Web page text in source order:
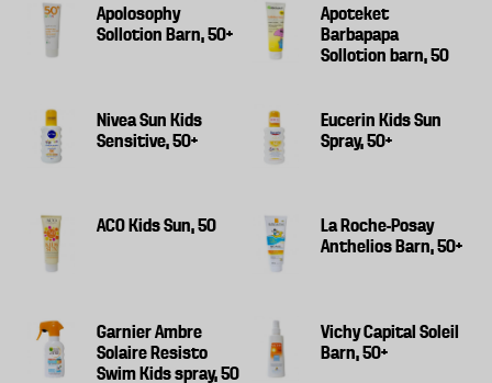
Apolosophy
Sollotion Barn, 50+
Apoteket
Barbapapa
Sollotion barn, 50
Nivea Sun Kids
Sensitive, 50+
Eucerin Kids Sun
Spray, 50+
ACO Kids Sun, 50
La Roche-Posay
Anthelios Barn, 50+
Garnier Ambre
Solaire Resisto
Swim Kids spray, 50
Vichy Capital Soleil
Barn, 50+